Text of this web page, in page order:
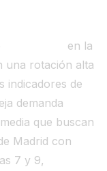
en la
una rotación alta
indicadores de
demanda
que buscan
Madrid con
7 y 9,